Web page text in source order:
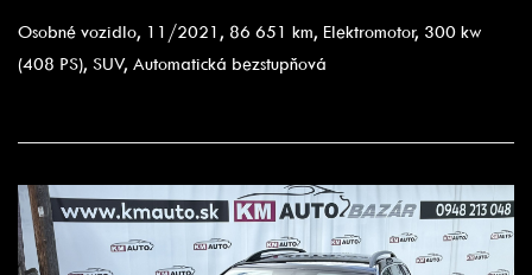
Osobné vozidlo, 11/2021, 86 651 km, Elektromotor, 300 kw
(408 PS), SUV, Automatická bezstupňová